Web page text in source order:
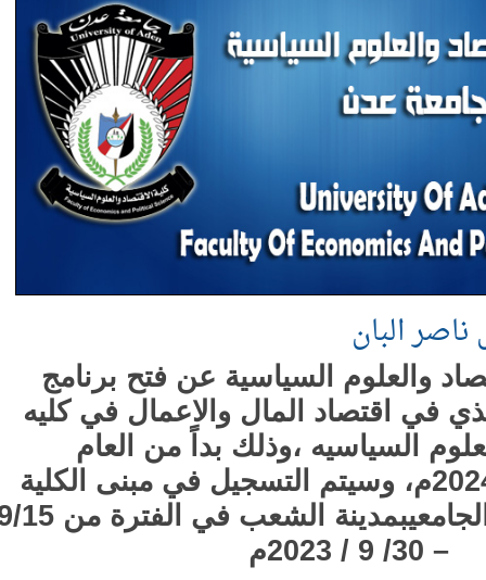
البان
والعلوم السياسية عن فتحبرنامج
في اقتصاد المال والاعمال في كليه
السياسيه،وذلك بداً من العام
الجامعي 2024/2023م، وسيتم التسجيل في مبنى الكلية
الكائن في الحرم الجامعيبمدينة الشعب في الفترة من 9/15
– 30/ 9 / 2023م